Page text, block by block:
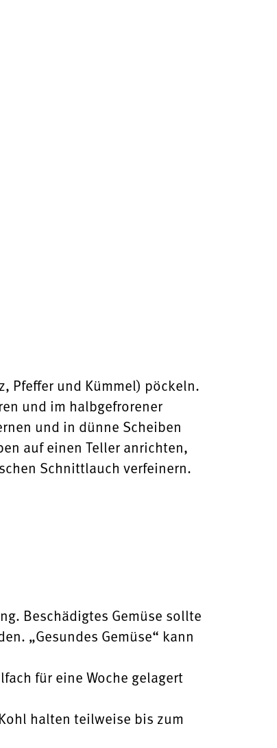
Pfeffer und Kümmel) pöckeln.
und im halbgefrorener
und in dünne Scheiben
auf einen Teller anrichten,
Schnittlauch verfeinern.
Beschädigtes Gemüse sollte
„Gesundes Gemüse“ kann
für eine Woche gelagert
halten teilweise bis zum